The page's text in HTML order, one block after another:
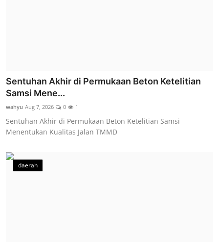
Sentuhan Akhir di Permukaan Beton Ketelitian
Samsi Mene...
wahyu Aug 7, 2026 0 1
Sentuhan Akhir di Permukaan Beton Ketelitian Samsi
Menentukan Kualitas Jalan TMMD
daerah